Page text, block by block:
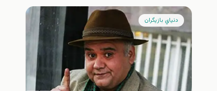
دنياي بازيگران